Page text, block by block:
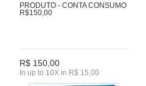
PRODUTO - CONTA CONSUMO
R$150,00
R$ 150,00
In up to 10X in R$ 15,00